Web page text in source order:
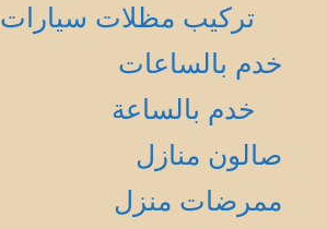
تركيب مظلات سيارات
خدم بالساعات
خدم بالساعة
صالون منازل
ممرضات منزل